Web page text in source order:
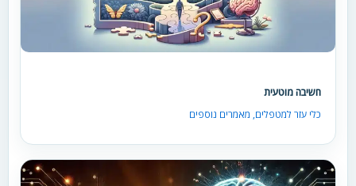
חשיבה מוטעית
כלי עזר למטפלים, מאמרים נוספים